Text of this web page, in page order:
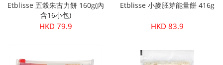
Etblisse 五榖朱古力餅 160g(內
含16小包)
HKD 79.9
Etblisse 小麥胚芽能量餅 416g
HKD 83.9